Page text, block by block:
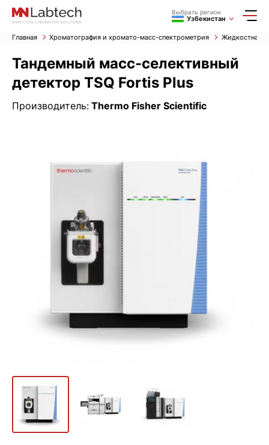
Выбрать регион
Узбекистан
Главная Хроматография и хромато-масс-спектрометрия Жидкостная
Тандемный масс-селективный
детектор TSQ Fortis Plus
Производитель: Thermo Fisher Scientific